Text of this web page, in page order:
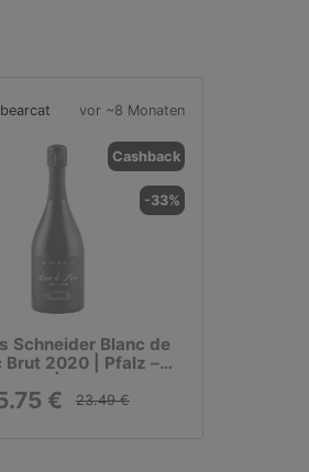
vor ~8 Monaten
Cashback
-33%
Schneider Blanc de
Brut 2020 | Pfalz –
| 1 x 0,75 Liter
€ 23.49 €